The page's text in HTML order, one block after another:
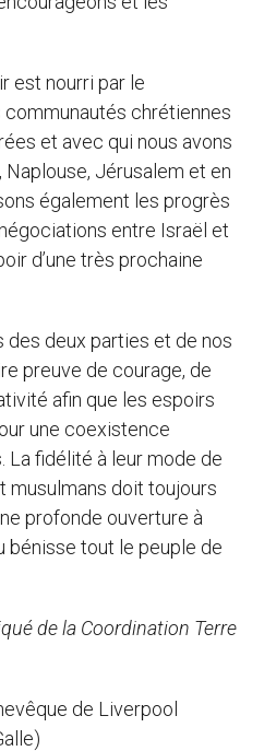
est nourri par le
chrétiennes
et avec qui nous avons
Jérusalem et en
également les progrès
entre Israël et
d’une très prochaine
deux parties et de nos
preuve de courage, de
afin que les espoirs
une coexistence
La fidélité à leur mode de
musulmans doit toujours
profonde ouverture à
bénisse tout le peuple de
de la Coordination Terre
de Liverpool